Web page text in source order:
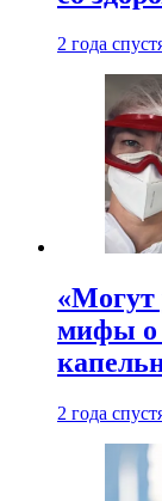
2 года
«Могут
мифы о
2 года